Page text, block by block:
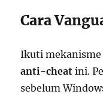
Cara
Ikuti
anti-cheat ini.
sebelum